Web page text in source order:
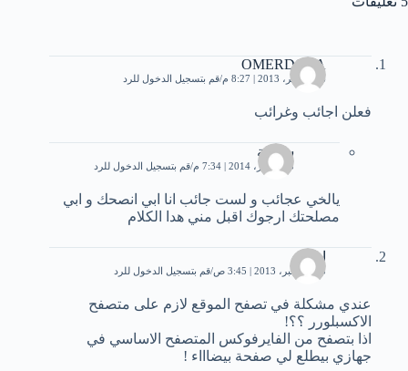
OMERDOLA
26 نوفمبر، 2013 | 8:27 م قم بتسجيل الدخول للرد
فعلن اجائب وغرائب
سكينة
23 فبراير، 2014 | 7:34 م قم بتسجيل الدخول للرد
يالخي عجائب و لست جائب انا ابي انصحك و ابي
مصلحتك ارجوك اقبل مني هدا الكلام
امنة
13 ديسمبر، 2013 | 3:45 ص قم بتسجيل الدخول للرد
عندي مشكلة في تصفح الموقع لازم على متصفح
الاكسبلورر ؟؟!
اذا بتصفح من الفايرفوكس المتصفح الاساسي في
جهازي بيطلع لي صفحة بيضاااء !